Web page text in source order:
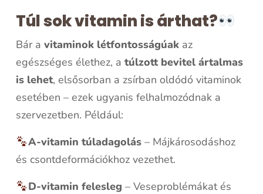
Túl sok vitamin is árthat?
Bár a vitaminok létfontosságúak az
egészséges élethez, a túlzott bevitel ártalmas
is lehet, elsősorban a zsírban oldódó vitaminok
esetében – ezek ugyanis felhalmozódnak a
szervezetben. Például:
A-vitamin túladagolás– Májkárosodáshoz
és csontdeformációkhoz vezethet.
D-vitamin felesleg – Veseproblémákat és